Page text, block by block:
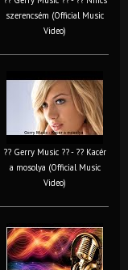
szerencsém (Official Music
Video)
?? Gerry Music ?? - ?? Kacér
a mosolya (Official Music
Video)